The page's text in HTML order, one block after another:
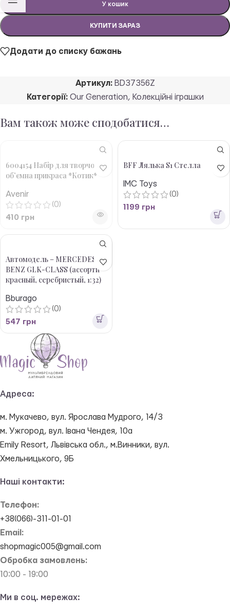
У кошик
КУПИТИ ЗАРАЗ
Додати до списку бажань
Артикул: BD37356Z
Категорії: Our Generation, Колекційні іграшки
Вам також може сподобатися…
6004154 Набір для творчості,
об’ємна прикраса *Котик*
Avenir
(0)
410 грн
BFF Лялька S1 Стелла
IMC Toys
(0)
1199 грн
Автомодель – MERCEDES
BENZ GLK-CLASS (ассорти
красный, серебристый, 1:32)
Bburago
(0)
547 грн
Адреса:
м. Мукачево, вул. Ярослава Мудрого, 14/3
м. Ужгород, вул. Івана Чендея, 10а
Emily Resort, Львівська обл., м.Винники, вул.
Хмельницького, 9Б
Наші контакти:
Телефон:
+38(066)-311-01-01
Email:
shopmagic005@gmail.com
Обробка замовлень:
10:00 - 19:00
Ми в соц. мережах: